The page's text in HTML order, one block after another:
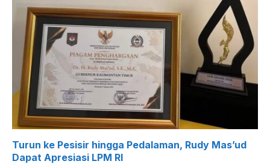
Turun ke Pesisir hingga Pedalaman, Rudy Mas’ud
Dapat Apresiasi LPM RI